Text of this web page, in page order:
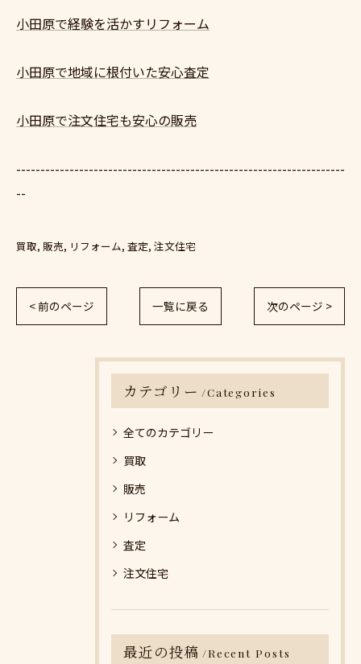
小田原で経験を活かすリフォーム
小田原で地域に根付いた安心査定
小田原で注文住宅も安心の販売
--------------------------------------------------------------------
--
買取 販売 リフォーム 査定 注文住宅
< 前のページ 一覧に戻る 次のページ >
カテゴリー Categories
全てのカテゴリー
買取
販売
リフォーム
査定
注文住宅
最近の投稿 Recent Posts